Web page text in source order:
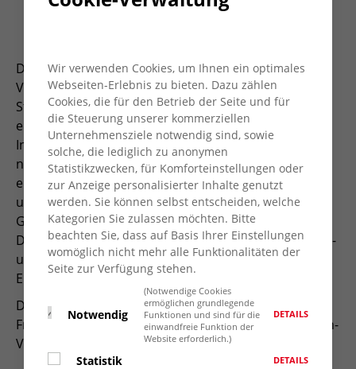
Der AWO Kreisverband Wesel e.V. lädt die
Vertreter*innen der AWO Ortsvereine und AWO
Stützpunkte zum Jahrestreffen in Neukirchen-Vluyn
ein. Neben einem intensiven gegenseitigen
Informationsaustausch kommt der gesellige Aspekt
nicht zu kurz. Als herzliches Danke-Schön für die
ehrenamtlich geleistete Arbeit in den Ortsvereinen
und Stützpunkten sind alle Teilnehmer*innen zum
Grill-Imbiss mit Erfrischungsgetränken eingeladen.
Dies ist eine interne AWO Veranstaltung. Ortsvereins-
und Stützpunkt-Vertreter*innen haben eine
Einladung erhalten.
Die Veranstaltung findet statt im ViVa-Event- und
Freizeitpark, Wilhelm-Reuter-Str. 1, 47506 Neukirchen-
Vluyn.
Wir verwenden Cookies, um Ihnen ein optimales
Webseiten-Erlebnis zu bieten. Dazu zählen
Cookies, die für den Betrieb der Seite und für
die Steuerung unserer kommerziellen
Unternehmensziele notwendig sind, sowie
solche, die lediglich zu anonymen
Statistikzwecken, für Komforteinstellungen oder
zur Anzeige personalisierter Inhalte genutzt
werden. Sie können selbst entscheiden, welche
Kategorien Sie zulassen möchten. Bitte
beachten Sie, dass auf Basis Ihrer Einstellungen
womöglich nicht mehr alle Funktionalitäten der
Seite zur Verfügung stehen.
Notwendig
(Notwendige Cookies
ermöglichen grundlegende
Funktionen und sind für die
einwandfreie Funktion der
Website erforderlich.)
DETAILS
Statistik DETAILS